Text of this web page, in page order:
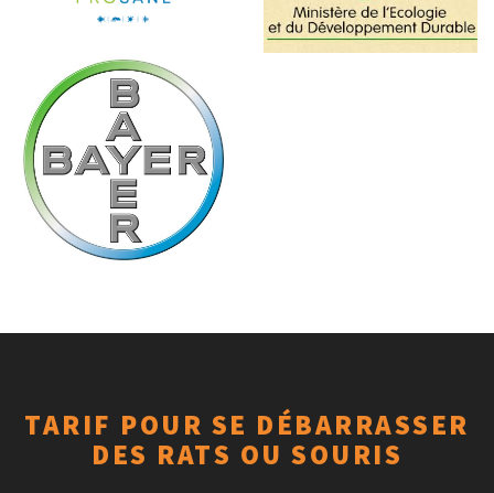
TARIF POUR SE DÉBARRASSER
DES RATS OU SOURIS